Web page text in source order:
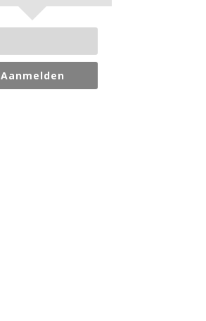
Aanmelden